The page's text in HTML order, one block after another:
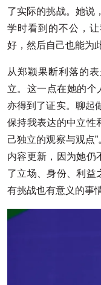
了实际的挑战。她说
学时看到的不公，
好，然后自己也能为
从郑颖果断利落的
立。这一点在她的个
亦得到了证实。聊起
保持我表达的中立性
己独立的观察与观点
内容更新，因为她仍
了立场、身份、利益
有挑战也有意义的事